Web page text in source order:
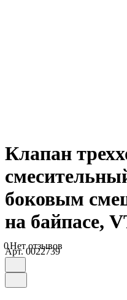
Клапан
боковым
на байпасе,
0Нет отзывов
Арт.0022739